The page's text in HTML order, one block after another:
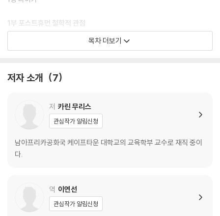
1부 포스트휴먼 철학적 관점
2장 미궁: 교사교육의 세 가지 목적 실행하기
3장 이것은 어린이가 아니다
회절적 일시정지: 다리, 입과 귀를 확장할 때 필요한 아이디어
4장 포스트휴먼 어린이
회절적 일시정지: 누나 결혼식의/에 리암의 사진들
6장 존재인식론적 불평등과 기관 없는 듣기
회절적 일시정지: ‘할머니와 금붕어’ 읽기
목차 더보기
저자 소개 7
저 카린 무리스
관심작가 알림신청
남아프리카공화국 케이프타운 대학교의 교육학부 교수로 재직 중이
다.
역 이연선
관심작가 알림신청